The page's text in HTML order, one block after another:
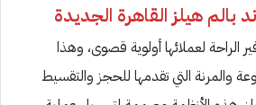
بالم هيلز القاهرة الجديدة
الراحة لعملائها أولوية قصوى، وهذا
والمرنة التي تقدمها للحجز والتقسيط